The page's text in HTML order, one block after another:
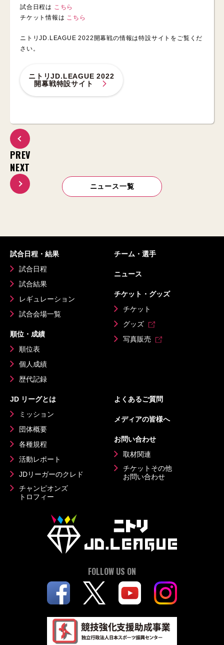
試合日程は こちら
チケット情報は こちら
ニトリJD.LEAGUE 2022開幕戦の情報は特設サイトをご覧くだ
さい。
ニトリJD.LEAGUE 2022
開幕戦特設サイト
PREV
ニュース一覧
NEXT
試合日程・結果
試合日程
試合結果
レギュレーション
試合会場一覧
順位・成績
順位表
個人成績
歴代記録
チーム・選手
ニュース
チケット・グッズ
チケット
グッズ
写真販売
JD リーグとは
ミッション
団体概要
各種規程
活動レポート
JDリーガーのクレド
チャンピオンズ
トロフィー
よくあるご質問
メディアの皆様へ
お問い合わせ
取材関連
チケットその他
お問い合わせ
FOLLOW US ON